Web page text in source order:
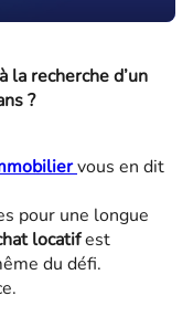
recherche d’un
?
vous en dit
pour une longue
locatifest
du défi.